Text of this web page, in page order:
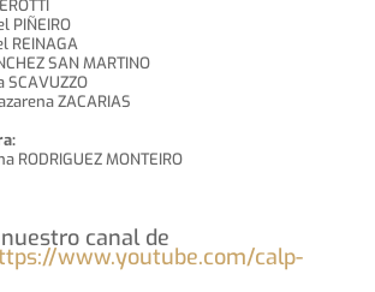
PIÑEIRO
REINAGA
SAN MARTINO
ZACARIAS
RODRIGUEZ MONTEIRO
canal de
www.youtube.com/calp-